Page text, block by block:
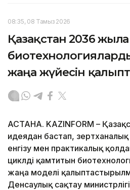
08:35, 08 Тамыз 2026
Қазақстан 2036
жаңа жүйесін
АСТАНА. KAZINFORM –
идеядан бастап, зертханалық
енгізу мен практикалық
циклді қамтитын
жаңа моделі
Денсаулық сақтау